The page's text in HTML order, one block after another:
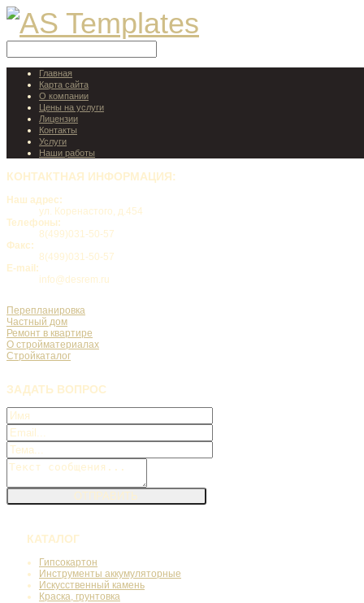
Главная
Карта сайта
О компании
Цены на услуги
Лицензии
Контакты
Услуги
Наши работы
КОНТАКТНАЯ ИНФОРМАЦИЯ:
Наш адрес:
ул. Коренастого, д.454
Телефоны:
8(499)031-50-57
Факс:
8(499)031-50-57
E-mail:
info@desrem.ru
Перепланировка
Частный дом
Ремонт в квартире
О стройматериалах
Стройкаталог
ЗАДАТЬ ВОПРОС
КАТАЛОГ
Гипсокартон
Инструменты аккумуляторные
Искусственный камень
Краска, грунтовка